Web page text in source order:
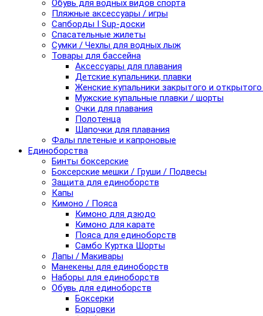
Обувь для водных видов спорта
Пляжные аксессуары / игры
Сапборды I Sup-доски
Спасательные жилеты
Сумки / Чехлы для водных лыж
Товары для бассейна
Аксессуары для плавания
Детские купальники, плавки
Женские купальники закрытого и
Мужские купальные плавки / шорты
Очки для плавания
Полотенца
Шапочки для плавания
Фалы плетеные и капроновые
Единоборства
Бинты боксерские
Боксерские мешки / Груши / Подвесы
Защита для единоборств
Капы
Кимоно / Пояса
Кимоно для дзюдо
Кимоно для карате
Пояса для единоборств
Самбо Куртка Шорты
Лапы / Макивары
Манекены для единоборств
Наборы для единоборств
Обувь для единоборств
Боксерки
Борцовки